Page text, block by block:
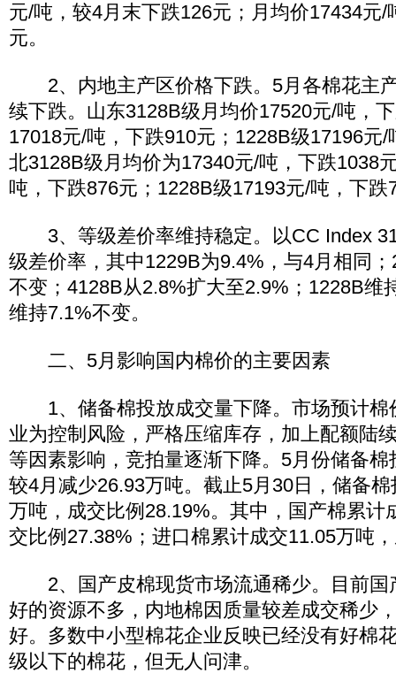
元/吨，较4月末下跌126元；月均价17434元/
元。
2、内地主产区价格下跌。5月各棉花主
续下跌。山东3128B级月均价17520元/吨，
17018元/吨，下跌910元；1228B级17196元
北3128B级月均价为17340元/吨，下跌1038
吨，下跌876元；1228B级17193元/吨，下跌
3、等级差价率维持稳定。以CC Index
级差价率，其中1229B为9.4%，与4月相同
不变；4128B从2.8%扩大至2.9%；1228B维
维持7.1%不变。
二、5月影响国内棉价的主要因素
1、储备棉投放成交量下降。市场预计棉
业为控制风险，严格压缩库存，加上配额陆
等因素影响，竞拍量逐渐下降。5月份储备
较4月减少26.93万吨。截止5月30日，储备
万吨，成交比例28.19%。其中，国产棉累计
交比例27.38%；进口棉累计成交11.05万吨
2、国产皮棉现货市场流通稀少。目前国
好的资源不多，内地棉因质量较差成交稀少
好。多数中小型棉花企业反映已经没有好棉
级以下的棉花，但无人问津。